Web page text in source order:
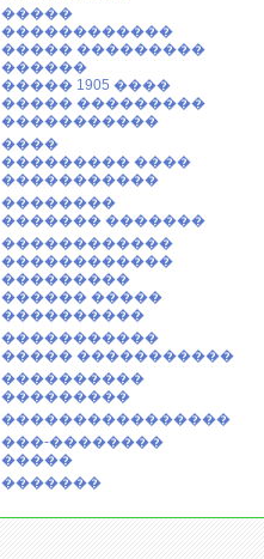
�����
������������
����� ���������
������
����� 1905 ����
����� ���������
�����������
����
��������� ����
�����������
��������
������� �������
������������
������������
���������
������ �����
����������
�����������
����� �����������
����������
���������
����������������
���-��������
�����
�������